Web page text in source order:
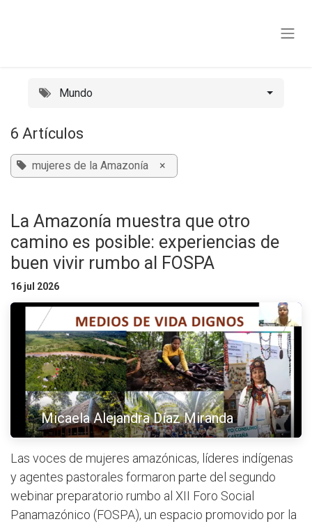
Mundo
6 Artículos
mujeres de la Amazonía ×
La Amazonía muestra que otro
camino es posible: experiencias de
buen vivir rumbo al FOSPA
16 jul 2026
Micaela Alejandra Díaz Miranda
Las voces de mujeres amazónicas, líderes indígenas
y agentes pastorales formaron parte del segundo
webinar preparatorio rumbo al XII Foro Social
Panamazónico (FOSPA), un espacio promovido por la